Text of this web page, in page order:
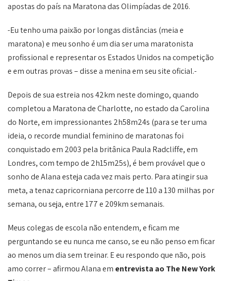
apostas do país na Maratona das Olimpíadas de 2016.
-Eu tenho uma paixão por longas distâncias (meia e
maratona) e meu sonho é um dia ser uma maratonista
profissional e representar os Estados Unidos na competição
e em outras provas – disse a menina em seu site oficial.-
Depois de sua estreia nos 42km neste domingo, quando
completou a Maratona de Charlotte, no estado da Carolina
do Norte, em impressionantes 2h58m24s (para se ter uma
ideia, o recorde mundial feminino de maratonas foi
conquistado em 2003 pela britânica Paula Radcliffe, em
Londres, com tempo de 2h15m25s), é bem provável que o
sonho de Alana esteja cada vez mais perto. Para atingir sua
meta, a tenaz capricorniana percorre de 110 a 130 milhas por
semana, ou seja, entre 177 e 209km semanais.
Meus colegas de escola não entendem, e ficam me
perguntando se eu nunca me canso, se eu não penso em ficar
ao menos um dia sem treinar. E eu respondo que não, pois
amo correr – afirmou Alana em entrevista ao The New York